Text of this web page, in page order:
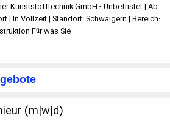
Kunststofftechnik GmbH - Unbefristet | Ab
| In Vollzeit | Standort: Schwaigern | Bereich:
Für was Sie
(m|w|d)